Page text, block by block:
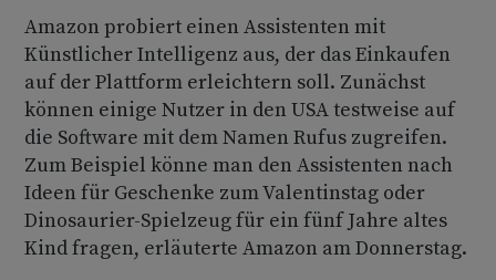
Amazon probiert einen Assistenten mit
Künstlicher Intelligenz aus, der das Einkaufen
auf der Plattform erleichtern soll. Zunächst
können einige Nutzer in den USA testweise auf
die Software mit dem Namen Rufus zugreifen.
Zum Beispiel könne man den Assistenten nach
Ideen für Geschenke zum Valentinstag oder
Dinosaurier-Spielzeug für ein fünf Jahre altes
Kind fragen, erläuterte Amazon am Donnerstag.